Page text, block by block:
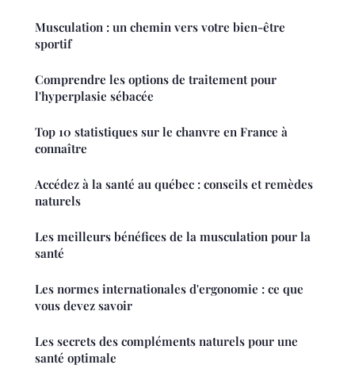
Musculation : un chemin vers votre bien-être
sportif
Comprendre les options de traitement pour
l'hyperplasie sébacée
Top 10 statistiques sur le chanvre en France à
connaître
Accédez à la santé au québec : conseils et remèdes
naturels
Les meilleurs bénéfices de la musculation pour la
santé
Les normes internationales d'ergonomie : ce que
vous devez savoir
Les secrets des compléments naturels pour une
santé optimale